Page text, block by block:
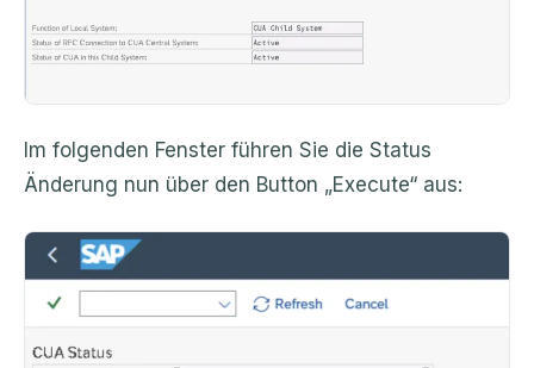
Im folgenden Fenster führen Sie die Status
Änderung nun über den Button „Execute“ aus: